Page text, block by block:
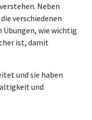
Neben
verschiedenen
wie wichtig
ist, damit
und sie haben
und